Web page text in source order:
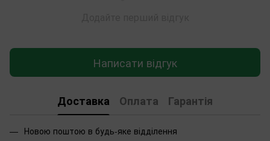
Написати відгук
Доставка Оплата Гарантія
Новою поштою в будь-яке відділення